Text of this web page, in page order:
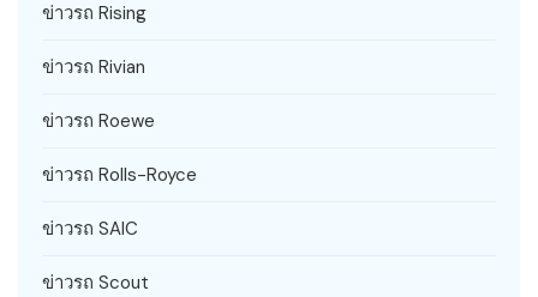
ข่าวรถ Rising
ข่าวรถ Rivian
ข่าวรถ Roewe
ข่าวรถ Rolls-Royce
ข่าวรถ SAIC
ข่าวรถ Scout